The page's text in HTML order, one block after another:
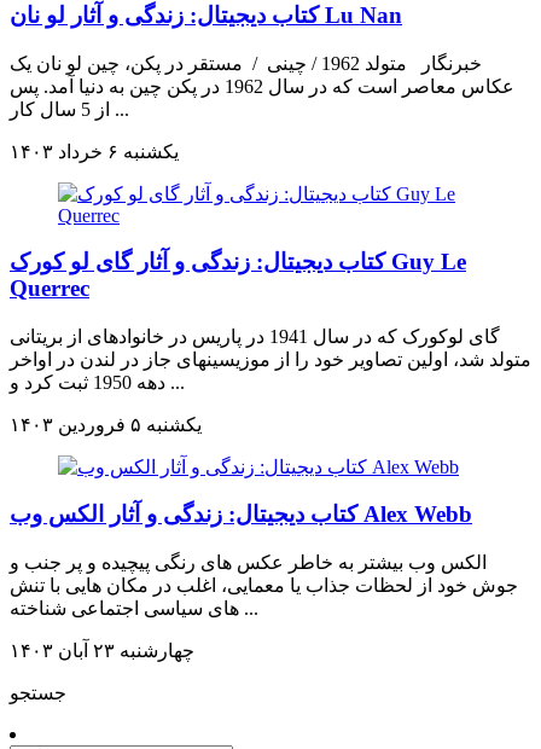
کتاب دیجیتال: زندگی و آثار لو نان Lu Nan
خبرنگار متولد 1962 / چینی / مستقر در پکن، چین لو نان یک
عکاس معاصر است که در سال 1962 در پکن چین به دنیا آمد. پس
از 5 سال کار ...
يکشنبه ۶ خرداد ۱۴۰۳
کتاب دیجیتال: زندگی و آثار گای لو کورک Guy Le
Querrec
گای لو­کورک که در سال 1941 در پاریس در خانواده­ای از بریتانی
متولد شد­، اولین تصاویر خود را از موزیسین­های جاز در لندن در اواخر
دهه 1950 ثبت کرد و ...
يکشنبه ۵ فروردين ۱۴۰۳
کتاب دیجیتال: زندگی و آثار الکس وب Alex Webb
الکس وب بیشتر به خاطر عکس های رنگی پیچیده و پر جنب و
جوش خود از لحظات جذاب یا معمایی، اغلب در مکان هایی با تنش
های سیاسی اجتماعی شناخته ...
چهارشنبه ۲۳ آبان ۱۴۰۳
جستجو